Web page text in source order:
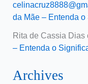
da Mãe – Entenda
Rita de Cassia Dias
– Entenda o
Archives